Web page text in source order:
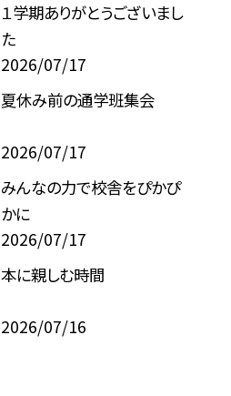
１学期ありがとうございまし
た
2026/07/17
夏休み前の通学班集会
2026/07/17
みんなの力で校舎をぴかぴ
かに
2026/07/17
本に親しむ時間
2026/07/16